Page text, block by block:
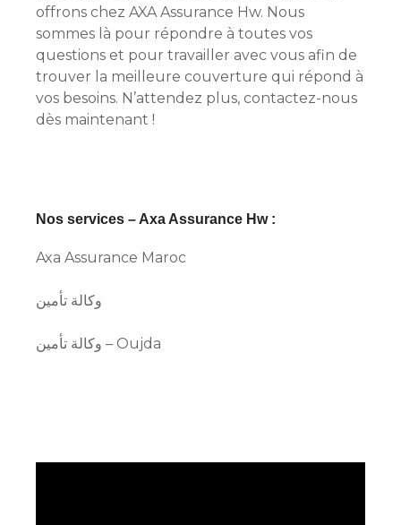
offrons chez AXA Assurance Hw. Nous
sommes là pour répondre à toutes vos
questions et pour travailler avec vous afin de
trouver la meilleure couverture qui répond à
vos besoins. N’attendez plus, contactez-nous
dès maintenant !
Nos services – Axa Assurance Hw :
Axa Assurance Maroc
وكالة تأمين
وكالة تأمين – Oujda